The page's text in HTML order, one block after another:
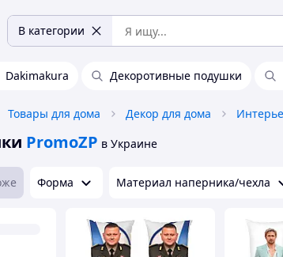
В категории
Dakimakura Декоротивные подушки
Товары для дома Декор для дома
PromoZP в Украине
Форма Материал наперника/чехла